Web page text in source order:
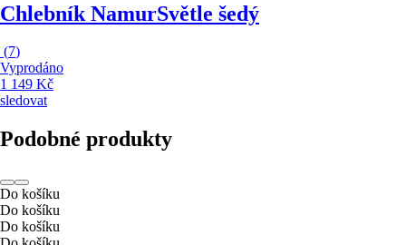
Chlebník NamurSvětle šedý
(7)
Vyprodáno
1 149 Kč
sledovat
Podobné produkty
Do košíku
Do košíku
Do košíku